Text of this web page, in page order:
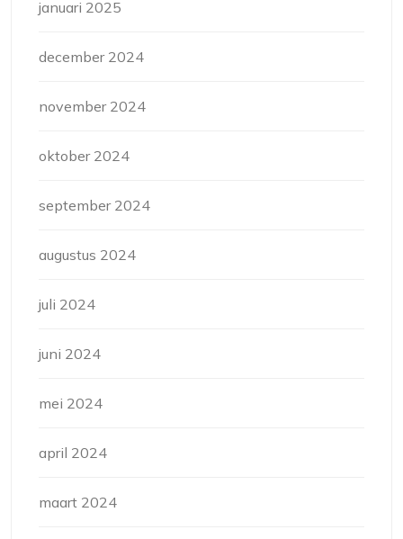
januari 2025
december 2024
november 2024
oktober 2024
september 2024
augustus 2024
juli 2024
juni 2024
mei 2024
april 2024
maart 2024